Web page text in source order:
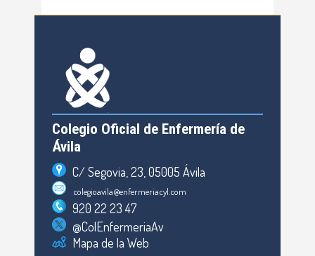
Colegio Oficial de Enfermería de
Ávila
C/ Segovia, 23, 05005 Ávila
colegioavila@enfermeriacyl.com
920 22 23 47
@ColEnfermeriaAv
Mapa de la Web